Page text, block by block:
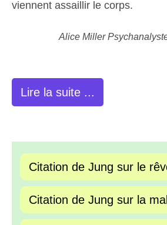
viennent assaillir le corps.
Alice Miller
Lire la suite ...
Citation de Jung sur le
Citation de Jung sur la